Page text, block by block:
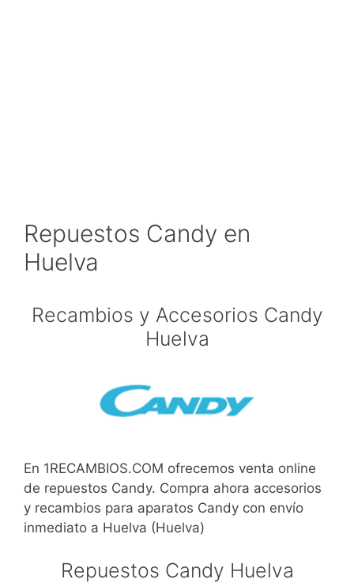
Repuestos Candy en
Huelva
Recambios y Accesorios Candy
Huelva
En 1RECAMBIOS.COM ofrecemos venta online
de repuestos Candy. Compra ahora accesorios
y recambios para aparatos Candy con envío
inmediato a Huelva (Huelva)
Repuestos Candy Huelva